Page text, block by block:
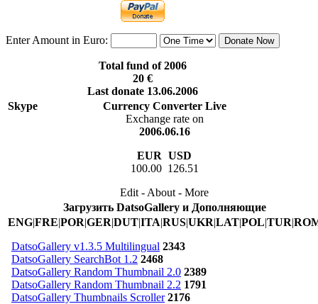
Enter Amount in Euro:
Total fund of 2006
20 €
Last donate 13.06.2006
Skype
Currency Converter Live
Exchange rate on
2006.06.16
EUR USD
100.00 126.51
Edit - About - More
Загрузить DatsoGallery и Дополняющие
ENG|FRE|POR|GER|DUT|ITA|RUS|UKR|LAT|POL|TUR|
DatsoGallery v1.3.5 Multilingual 2343
DatsoGallery SearchBot 1.2 2468
DatsoGallery Random Thumbnail 2.0 2389
DatsoGallery Random Thumbnail 2.2 1791
DatsoGallery Thumbnails Scroller 2176